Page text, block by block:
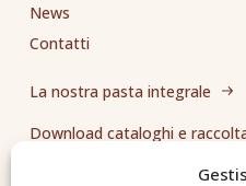
News
Contatti
La nostra pasta integrale
Download cataloghi e